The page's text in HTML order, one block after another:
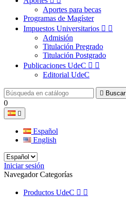
Aportes para becas
Programas de Magíster
Impuestos Universitarios  
Admisión
Titulación Pregrado
Titulación Postgrado
Publicaciones UdeC  
Editorial UdeC
 Buscar
0

Español
English
Iniciar sesión
Navegador Categorías
Productos UdeC  